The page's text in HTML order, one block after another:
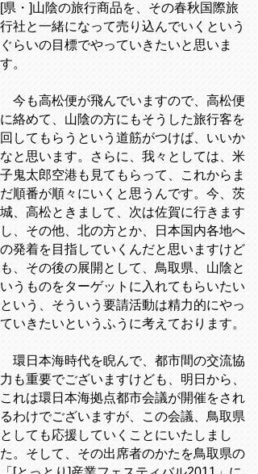
[県・]山陰の旅行商品を、その春秋国際旅
行社と一緒になって売り込んでいくという
ぐらいの目標でやっていきたいと思いま
す。
今も高松便が飛んでいますので、高松便
に絡めて、山陰の方にもそうした旅行客を
回してもらうという道筋がつけば、いいか
なと思います。さらに、我々としては、米
子鬼太郎空港も見てもらって、これからま
だ順番が順々にいくと思うんです。今、茨
城、高松ときまして、次は佐賀に行きます
し、その他、北の方とか、日本国内各地へ
の発着を目指していくんだと思いますけど
も、その後の展開として、鳥取県、山陰と
いうものをターゲットに入れてもらいたい
という、そういう要請活動は精力的にやっ
ていきたいというふうに考えております。
環日本海時代を睨んで、都市間の交流協
力も重要でございますけども、明日から、
これは環日本海拠点都市会議が開催をされ
るわけでございますが、この会議、鳥取県
としても応援していくことにいたしまし
た。そして、その出席者のかたを鳥取県の